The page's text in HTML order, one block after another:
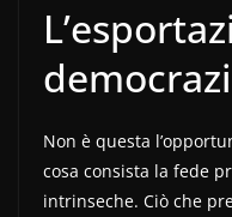
Non è questa
cosa consista la fede
intrinseche. Ciò che